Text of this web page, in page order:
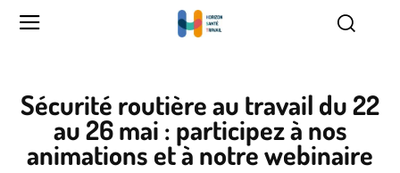
Sécurité routière au travail du 22
au 26 mai : participez à nos
animations et à notre webinaire